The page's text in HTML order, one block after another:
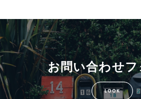
お問い合わせフ
LOOK